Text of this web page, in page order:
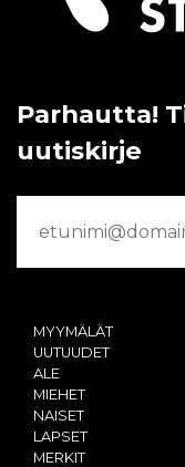
Parhautta!
uutiskirje
MYYMÄLÄT
UUTUUDET
ALE
MIEHET
NAISET
LAPSET
MERKIT